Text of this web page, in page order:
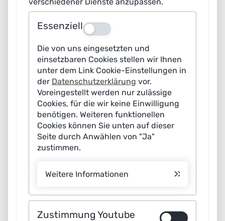
Praxis KI
Praxis KI/Mittelstand
Praxis KI/Best Practice
Praxis KI/Fit für KI
Infothek
Newsletter
Presse
Essenziell Aus
Die von uns eingesetzten und
einsetzbaren Cookies stellen wir Ihnen
unter dem Link Cookie-Einstellungen in
der Datenschutzerklärung vor.
Voreingestellt werden nur zulässige
Cookies, für die wir keine Einwilligung
benötigen. Weiteren funktionellen
Cookies können Sie unten auf dieser
Seite durch Anwählen von "Ja"
zustimmen.
Weitere Informationen
Zustimmung Youtube